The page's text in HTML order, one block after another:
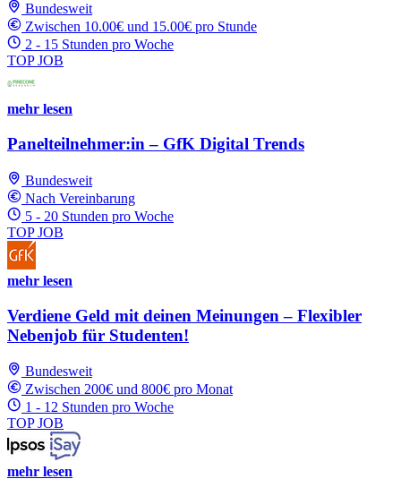
Bundesweit
Zwischen 10.00€ und 15.00€ pro Stunde
2 - 15 Stunden pro Woche
TOP JOB
mehr lesen
Panelteilnehmer:in – GfK Digital Trends
Bundesweit
Nach Vereinbarung
5 - 20 Stunden pro Woche
TOP JOB
mehr lesen
Verdiene Geld mit deinen Meinungen – Flexibler
Nebenjob für Studenten!
Bundesweit
Zwischen 200€ und 800€ pro Monat
1 - 12 Stunden pro Woche
TOP JOB
mehr lesen